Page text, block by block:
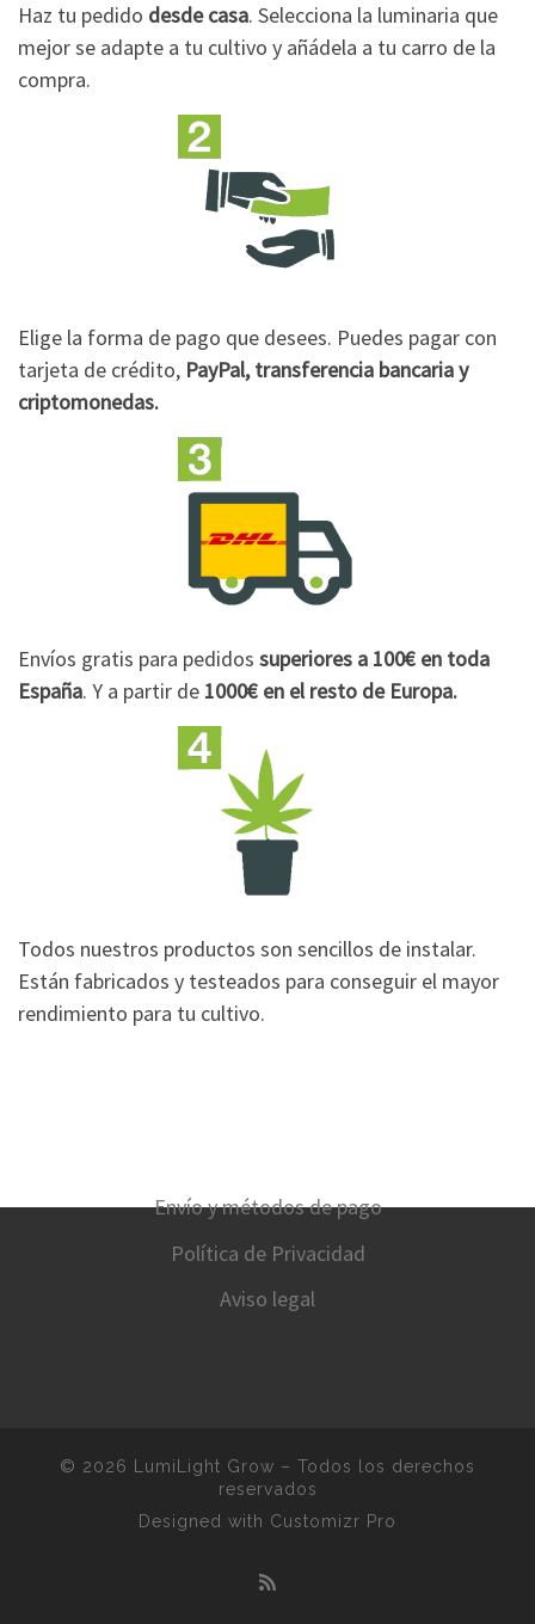
Haz tu pedido desde casa. Selecciona la luminaria que
mejor se adapte a tu cultivo y añádela a tu carro de la
compra.
Elige la forma de pago que desees. Puedes pagar con
tarjeta de crédito, PayPal, transferencia bancaria y
criptomonedas.
Envíos gratis para pedidos superiores a 100€ en toda
España. Y a partir de 1000€ en el resto de Europa.
Todos nuestros productos son sencillos de instalar.
Están fabricados y testeados para conseguir el mayor
rendimiento para tu cultivo.
Envío y métodos de pago
Política de Privacidad
Aviso legal
© 2026 LumiLight Grow – Todos los derechos
reservados
Designed with Customizr Pro